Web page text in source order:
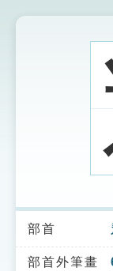
索引選單
知識索引
部首
部首外筆畫